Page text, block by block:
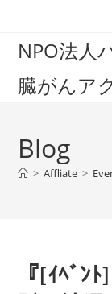
contentNPO法人
臓がんア
Blog
> Affliate >
『[ｲﾍﾞﾝ